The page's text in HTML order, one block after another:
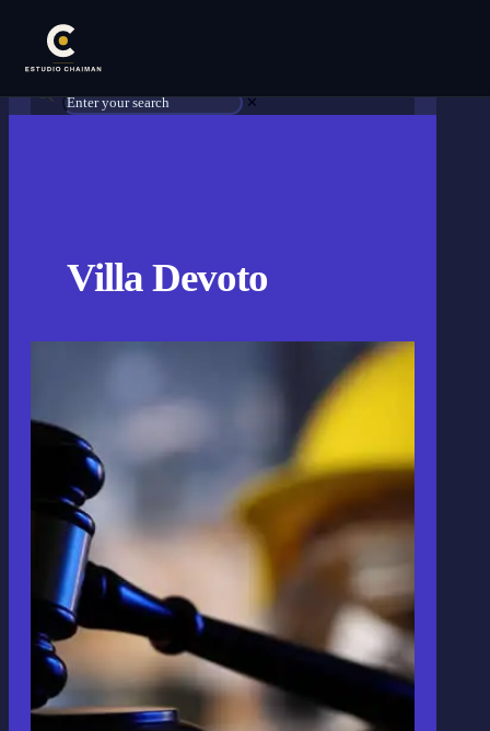
✕
Villa Devoto